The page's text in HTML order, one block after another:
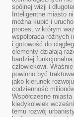
spójnej wizji i
Inteligentne miasto
można kupić i
proces, w którym
współpraca różnych
i gotowość do
elementy działają
bardziej
człowiekowi.
powinno być
jako kierunek
codzienność
Współczesne
kiedykolwiek
temu rozwój